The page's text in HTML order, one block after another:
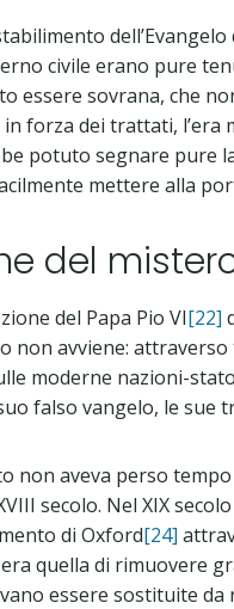
civile erano pure
essere sovrana, che
in forza dei trattati,
potuto segnare pure
mettere alla
del
del Papa Pio VI[22]
non avviene:
moderne nazioni-
falso vangelo, le sue
non aveva perso
secolo. Nel XIX
di Oxford[24]
quella di rimuovere
essere sostituite